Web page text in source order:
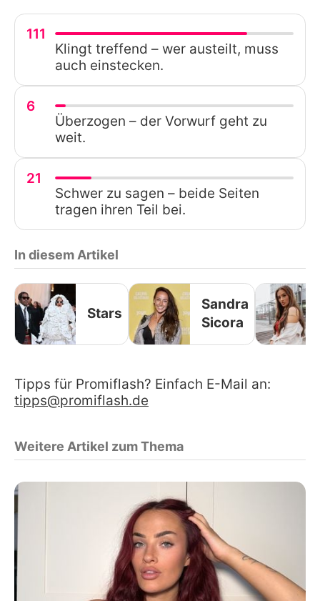
111
Klingt treffend – wer austeilt, muss
auch einstecken.
6
Überzogen – der Vorwurf geht zu
weit.
21
Schwer zu sagen – beide Seiten
tragen ihren Teil bei.
In diesem Artikel
Stars
Sandra
Sicora
Tipps für Promiflash? Einfach E-Mail an:
tipps@promiflash.de
Weitere Artikel zum Thema